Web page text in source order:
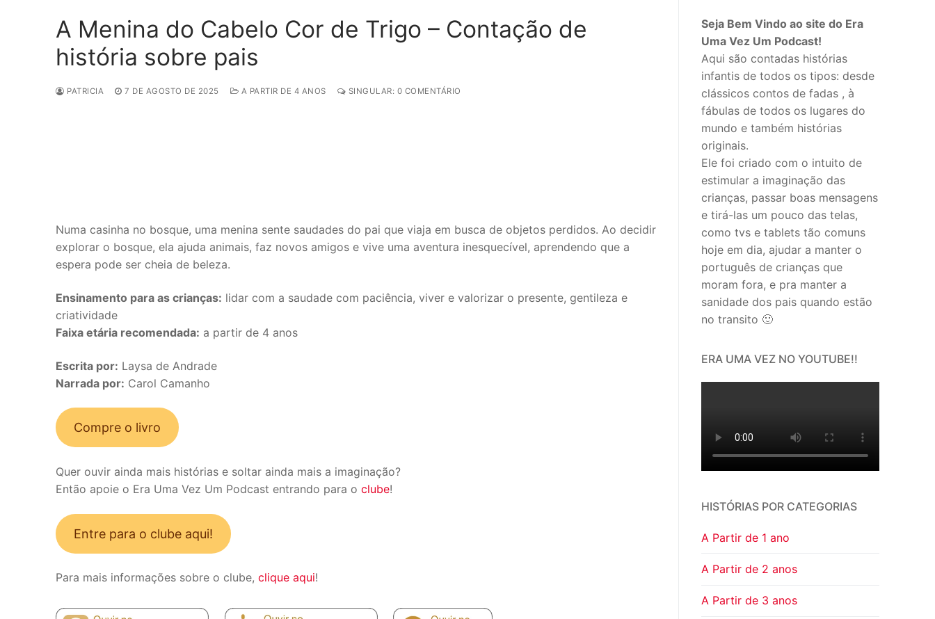
A Menina do Cabelo Cor de Trigo – Contação de
história sobre pais
PATRICIA 7 DE AGOSTO DE 2025 A PARTIR DE 4 ANOS SINGULAR: 0 COMENTÁRIO
Numa casinha no bosque, uma menina sente saudades do pai que viaja em busca de objetos perdidos. Ao decidir
explorar o bosque, ela ajuda animais, faz novos amigos e vive uma aventura inesquecível, aprendendo que a
espera pode ser cheia de beleza.
Ensinamento para as crianças: lidar com a saudade com paciência, viver e valorizar o presente, gentileza e
criatividade
Faixa etária recomendada: a partir de 4 anos
Escrita por: Laysa de Andrade
Narrada por: Carol Camanho
Compre o livro
Quer ouvir ainda mais histórias e soltar ainda mais a imaginação?
Então apoie o Era Uma Vez Um Podcast entrando para o clube!
Entre para o clube aqui!
Para mais informações sobre o clube, clique aqui!
Seja Bem Vindo ao site do Era
Uma Vez Um Podcast!
Aqui são contadas histórias
infantis de todos os tipos: desde
clássicos contos de fadas , à
fábulas de todos os lugares do
mundo e também histórias
originais.
Ele foi criado com o intuito de
estimular a imaginação das
crianças, passar boas mensagens
e tirá-las um pouco das telas,
como tvs e tablets tão comuns
hoje em dia, ajudar a manter o
português de crianças que
moram fora, e pra manter a
sanidade dos pais quando estão
no transito 🙂
ERA UMA VEZ NO YOUTUBE!!
HISTÓRIAS POR CATEGORIAS
A Partir de 1 ano
A Partir de 2 anos
A Partir de 3 anos